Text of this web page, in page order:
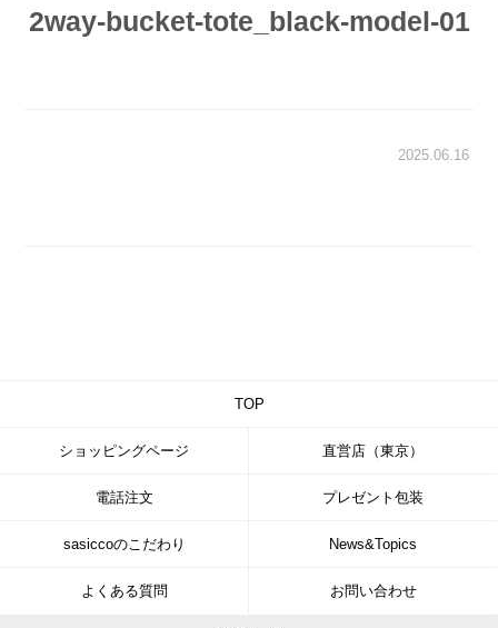
2way-bucket-tote_black-model-01
2025.06.16
TOP
ショッピングページ 直営店（東京）
電話注文 プレゼント包装
sasiccoのこだわり News&Topics
よくある質問 お問い合わせ